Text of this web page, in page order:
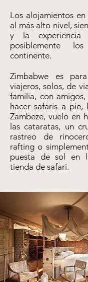
Los alojamientos
al más alto nivel,
y la experiencia
posiblemente
continente.
Zimbabwe es
viajeros, solos, de
familia, con
hacer safaris a
Zambeze, vuelo en
las cataratas, un
rastreo de
rafting o
puesta de sol en
tienda de safari.